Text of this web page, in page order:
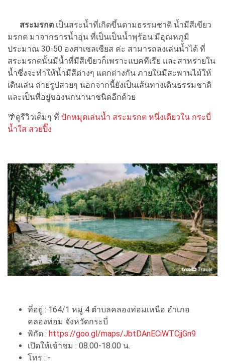
สระมรกต เป็นสระน้ำที่เกิดขึ้นตามธรรมชาติ น้ำมีสีเขียว
มรกต มาจากธารน้ำอุ่น ที่เป็นเป็นน้ำพุร้อน มีอุณหภูมิ
ประมาณ 30-50 องศาเซลเซียส ค่ะ สามารถลงเล่นน้ำได้ ที่
สระมรกตนั้นมีน้ำที่มีสีเขียวก็เพราะแบคทีเรีย และสาหร่ายใน
น้ำซึ่งจะทำให้น้ำมีสีต่างๆ แตกต่างกัน ภายในมีสะพานไม้ให้
เดินเล่น ถ่ายรูปสวยๆ นอกจากนี้ยังเป็นเส้นทางเดินธรรมชาติ
และเป็นที่อยู่ของนกนานาชนิดอีกด้วย
🌴ดูรีวิวเต็มๆ ที่ ปักหมุดเล่นน้ำ สระมรกต หนึ่งเดียวใน กระบี่
น้ำใส สวยปิ๊ง
ที่อยู่ : 164/1 หมู่ 4 ตำบลคลองท่อมเหนือ อำเภอ
คลองท่อม จังหวัดกระบี่
พิกัด : https://goo.gl/maps/JbtDAnECiWTCjjGn9
เปิดให้เข้าชม : 08.00-18.00 น.
โทร : -